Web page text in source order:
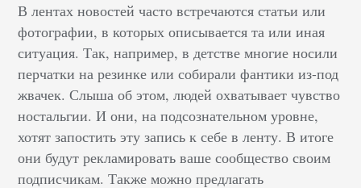
В лентах новостей часто встречаются статьи или
фотографии, в которых описывается та или иная
ситуация. Так, например, в детстве многие носили
перчатки на резинке или собирали фантики из-под
жвачек. Слыша об этом, людей охватывает чувство
ностальгии. И они, на подсознательном уровне,
хотят запостить эту запись к себе в ленту. В итоге
они будут рекламировать ваше сообщество своим
подписчикам. Также можно предлагать